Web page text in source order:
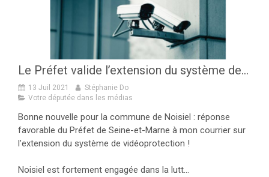
Le Préfet valide l’extension du système de vidéoprotection pour la ville de Noisiel !
13 Juil 2021
Stéphanie Do
Votre députée dans les médias
Bonne nouvelle pour la commune de Noisiel : réponse
favorable du Préfet de Seine-et-Marne à mon courrier sur
l’extension du système de vidéoprotection !
Noisiel est fortement engagée dans la lutt...